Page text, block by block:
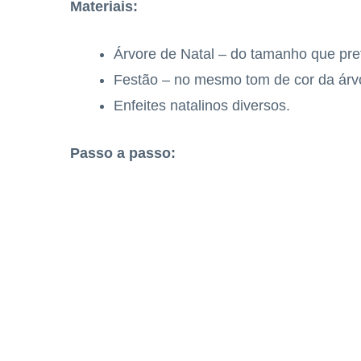
Materiais:
Árvore de Natal – do tamanho que
Festão – no mesmo tom de cor da
Enfeites natalinos diversos.
Passo a passo: